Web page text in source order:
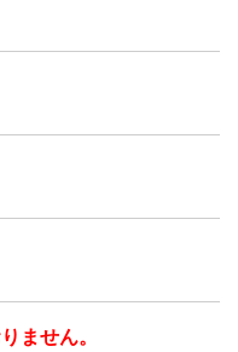
ません。